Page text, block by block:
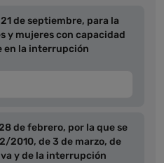
de septiembre, para la
y mujeres con capacidad
en la interrupción
de febrero, por la que se
2010, de 3 de marzo, de
y de la interrupción